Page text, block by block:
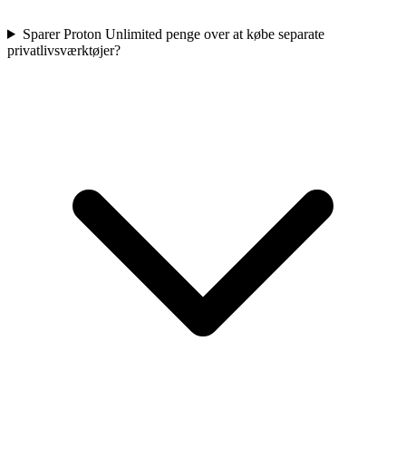
Sparer Proton Unlimited penge over at købe separate
privatlivsværktøjer?